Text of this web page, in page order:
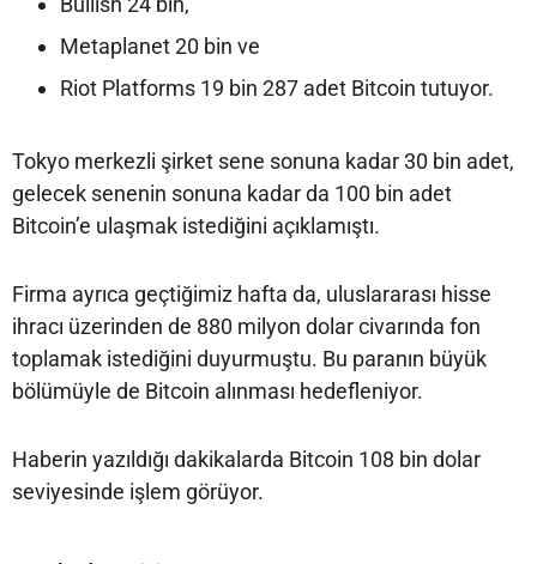
Metaplanet 20 bin ve
Riot Platforms 19 bin 287 adet Bitcoin tutuyor.
Tokyo merkezli şirket sene sonuna kadar 30 bin adet,
gelecek senenin sonuna kadar da 100 bin adet
Bitcoin’e ulaşmak istediğini açıklamıştı.
Firma ayrıca geçtiğimiz hafta da, uluslararası hisse
ihracı üzerinden de 880 milyon dolar civarında fon
toplamak istediğini duyurmuştu. Bu paranın büyük
bölümüyle de Bitcoin alınması hedefleniyor.
Haberin yazıldığı dakikalarda Bitcoin 108 bin dolar
seviyesinde işlem görüyor.